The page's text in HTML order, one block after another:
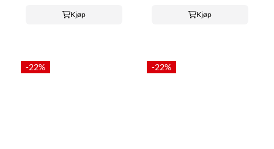
Kjøp Kjøp
-22% -22%